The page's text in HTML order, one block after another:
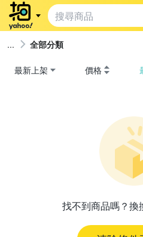
全部分類
最新上架 價格
找不到商品嗎？換